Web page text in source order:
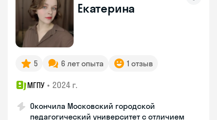
Екатерина
5 6 лет опыта 1 отзыв
МГПУ • 2024 г.
Окончила Московский городской
педагогический университет с отличием